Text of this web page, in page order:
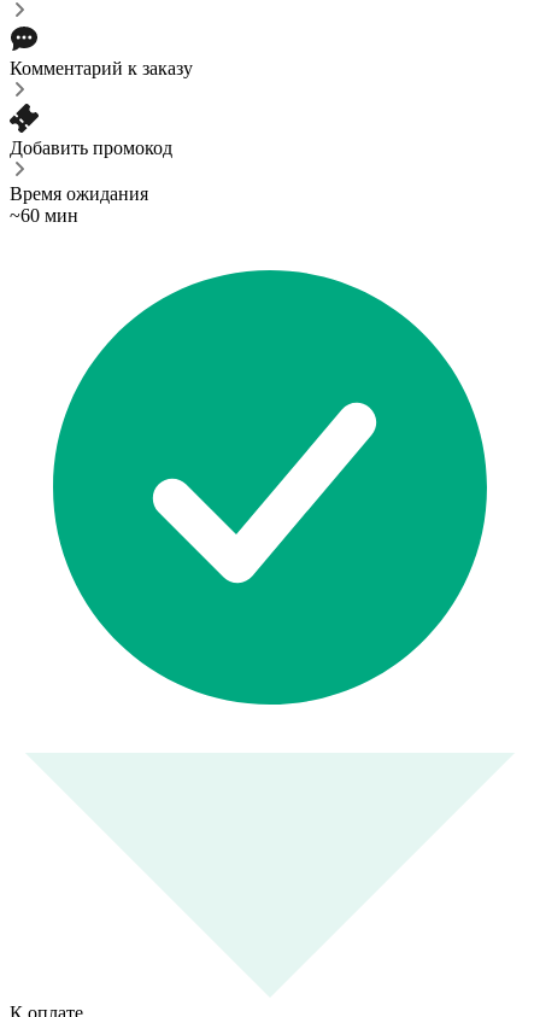
Комментарий к заказу
Добавить промокод
Время ожидания
~60 мин
К оплате